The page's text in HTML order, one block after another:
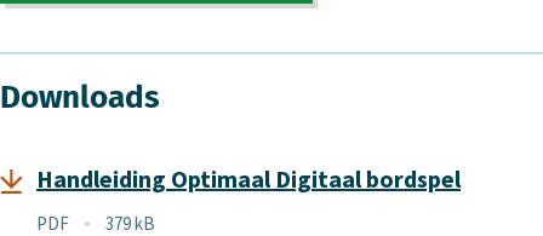
Downloads
Handleiding Optimaal Digitaal bordspel
Bestandstype
PDF
379 kB